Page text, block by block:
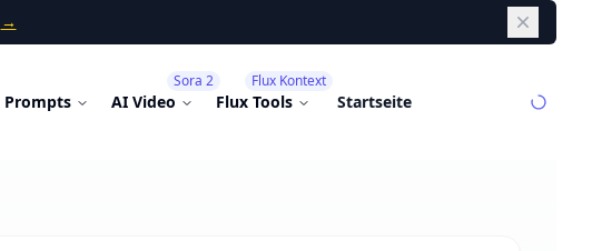
→ Dismiss
Prompts AI Video
Sora 2
Flux Tools
Flux Kontext
Startseite